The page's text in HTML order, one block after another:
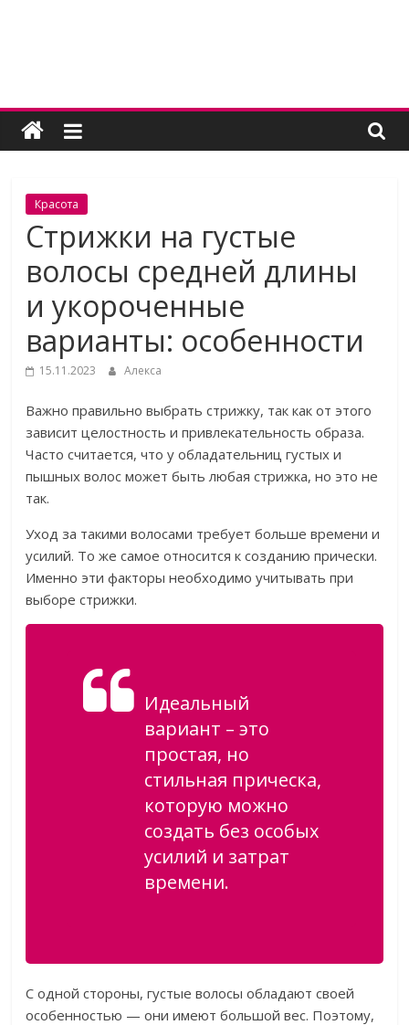
Женский
угодник
Блог
полезных
статей
для
женщин
Красота
Стрижки на густые
волосы средней длины
и укороченные
варианты: особенности
15.11.2023 Алекса
Важно правильно выбрать стрижку, так как от этого
зависит целостность и привлекательность образа.
Часто считается, что у обладательниц густых и
пышных волос может быть любая стрижка, но это не
так.
Уход за такими волосами требует больше времени и
усилий. То же самое относится к созданию прически.
Именно эти факторы необходимо учитывать при
выборе стрижки.
Идеальный
вариант – это
простая, но
стильная прическа,
которую можно
создать без особых
усилий и затрат
времени.
С одной стороны, густые волосы обладают своей
особенностью — они имеют большой вес. Поэтому,